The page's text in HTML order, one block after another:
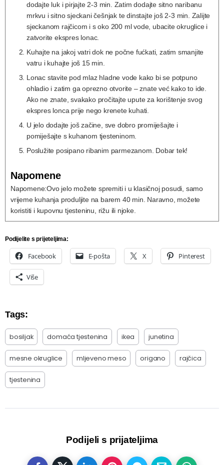
dodajte luk i pirjajte 2-3 min. Zatim dodajte sitno naribanu
mrkvu i sitno sjeckani češnjak te dinstajte još 2-3 min. Zalijte
sjeckanom rajčicom i s oko 200 ml vode, ubacite okruglice i
zatvorite ekspres lonac.
Kuhajte na jakoj vatri dok ne počne fućkati, zatim smanjite
vatru i kuhajte još 15 min.
Lonac stavite pod mlaz hladne vode kako bi se potpuno
ohladio i zatim ga oprezno otvorite – znate već kako to ide.
Ako ne znate, svakako pročitajte upute za korištenje svog
ekspres lonca prije nego krenete kuhati.
U jelo dodajte još začine, sve dobro promiješajte i
pomiješajte s kuhanom tjesteninom.
Poslužite posipano ribanim parmezanom. Dobar tek!
Napomene
Napomene:Ovo jelo možete spremiti i u klasičnoj posudi, samo
vrijeme kuhanja produljite na barem 40 min. Naravno, možete
koristiti i kupovnu tjesteninu, rižu ili njoke.
Podijelite s prijeteljima:
Facebook E-pošta X Pinterest
Više
Tags:
bosiljak domaća tjestenina ikea junetina
mesne okruglice mljeveno meso origano rajčica
tjestenina
Podijeli s prijateljima